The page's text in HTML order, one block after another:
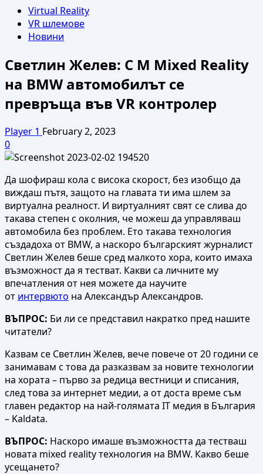
Virtual Reality
VR шлемове
Новини
Светлин Желев: С M Mixed Reality
на BMW автомобилът се
превръща във VR контролер
Player 1 February 2, 2023
0
Да шофираш кола с висока скорост, без изобщо да
виждаш пътя, защото на главата ти има шлем за
виртуална реалност. И виртуалният свят се слива до
такава степен с околния, че можеш да управляваш
автомобила без проблем. Ето такава технология
създадоха от BMW, а наскоро българският журналист
Светлин Желев беше сред малкото хора, които имаха
възможност да я тестват. Какви са личните му
впечатления от нея можете да научите
от интервюто на Александър Александров.
ВЪПРОС: Би ли се представил накратко пред нашите
читатели?
Казвам се Светлин Желев, вече повече от 20 години се
занимавам с това да разказвам за новите технологии
на хората – първо за редица вестници и списания,
след това за интернет медии, а от доста време съм
главен редактор на най-голямата IT медия в България
– Kaldata.
ВЪПРОС: Наскоро имаше възможността да тестваш
новата mixed reality технология на BMW. Какво беше
усещането?